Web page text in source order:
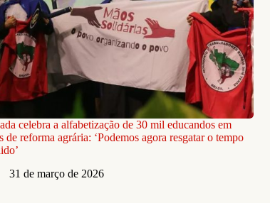
celebra a alfabetização de 30 mil educandos em
de reforma agrária: ‘Podemos agora resgatar o tempo
31 de março de 2026